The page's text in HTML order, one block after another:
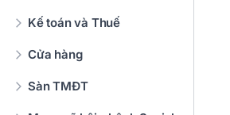
Kế toán và Thuế
Cửa hàng
Sàn TMĐT